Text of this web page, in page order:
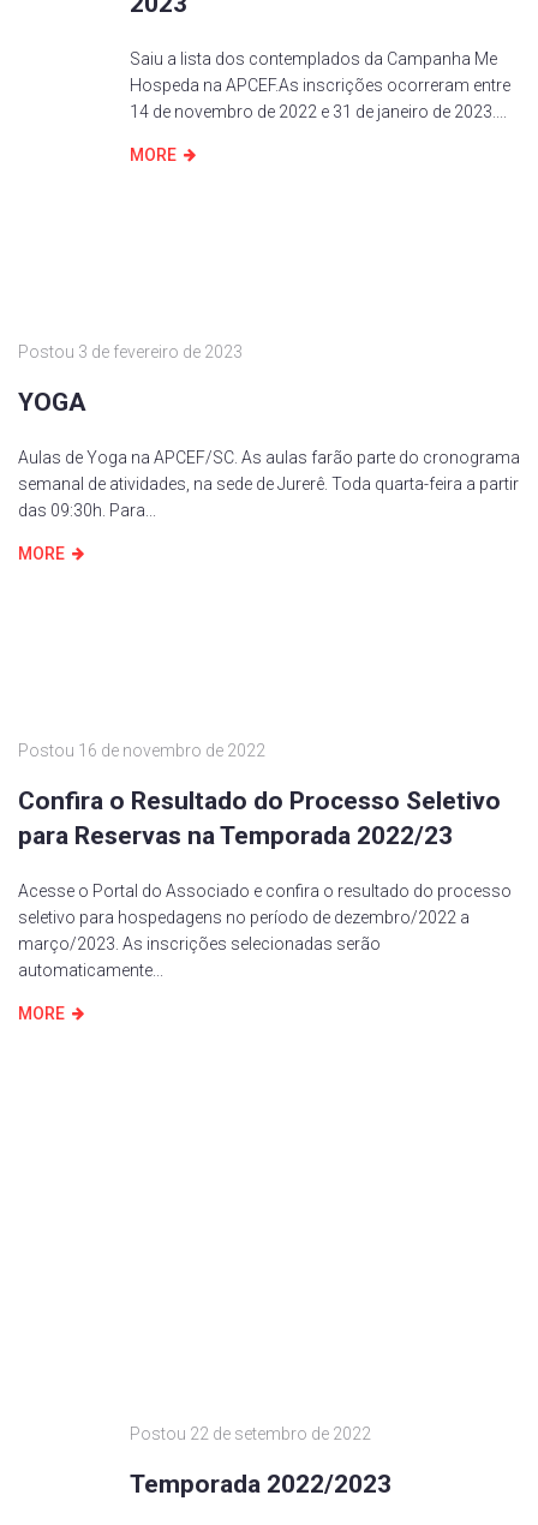
Saiu a lista dos contemplados da Campanha Me
Hospeda na APCEF.As inscrições ocorreram entre
14 de novembro de 2022 e 31 de janeiro de 2023....
MORE
Postou 3 de fevereiro de 2023
YOGA
Aulas de Yoga na APCEF/SC. As aulas farão parte do cronograma
semanal de atividades, na sede de Jurerê. Toda quarta-feira a partir
das 09:30h. Para...
MORE
Postou 16 de novembro de 2022
Confira o Resultado do Processo Seletivo
para Reservas na Temporada 2022/23
Acesse o Portal do Associado e confira o resultado do processo
seletivo para hospedagens no período de dezembro/2022 a
março/2023. As inscrições selecionadas serão
automaticamente...
MORE
Postou 22 de setembro de 2022
Temporada 2022/2023